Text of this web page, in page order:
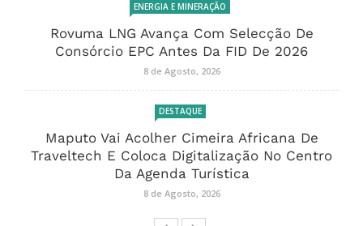
ENERGIA E MINERAÇÃO
Rovuma LNG Avança Com Selecção De
Consórcio EPC Antes Da FID De 2026
8 de Agosto, 2026
DESTAQUE
Maputo Vai Acolher Cimeira Africana De
Traveltech E Coloca Digitalização No Centro
Da Agenda Turística
8 de Agosto, 2026